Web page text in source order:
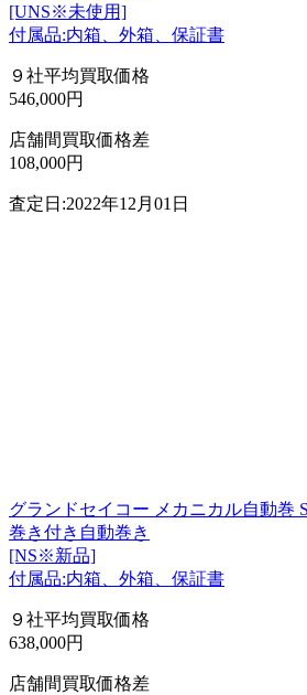
[UNS※未使用]
付属品:内箱、外箱、保証書
９社平均買取価格
546,000円
店舗間買取価格差
108,000円
査定日:2022年12月01日
グランドセイコー メカニカル自動巻
巻き付き自動巻き
[NS※新品]
付属品:内箱、外箱、保証書
９社平均買取価格
638,000円
店舗間買取価格差